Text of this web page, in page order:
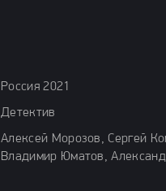
Россия 2021
Детектив
Алексей Морозов, Сергей
Владимир Юматов,